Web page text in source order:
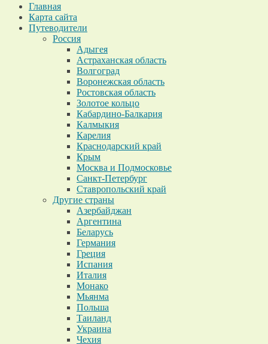
Главная
Карта сайта
Путеводители
Россия
Адыгея
Астраханская область
Волгоград
Воронежская область
Ростовская область
Золотое кольцо
Кабардино-Балкария
Калмыкия
Карелия
Краснодарский край
Крым
Москва и Подмосковье
Санкт-Петербург
Ставропольский край
Другие страны
Азербайджан
Аргентина
Беларусь
Германия
Греция
Испания
Италия
Монако
Мьянма
Польша
Таиланд
Украина
Чехия